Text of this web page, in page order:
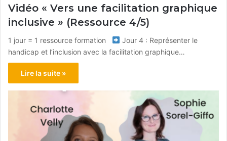
Vidéo « Vers une facilitation graphique
inclusive » (Ressource 4/5)
1 jour = 1 ressource formation
Jour 4 : Représenter le
handicap et l’inclusion avec la facilitation graphique…
Lire la suite »